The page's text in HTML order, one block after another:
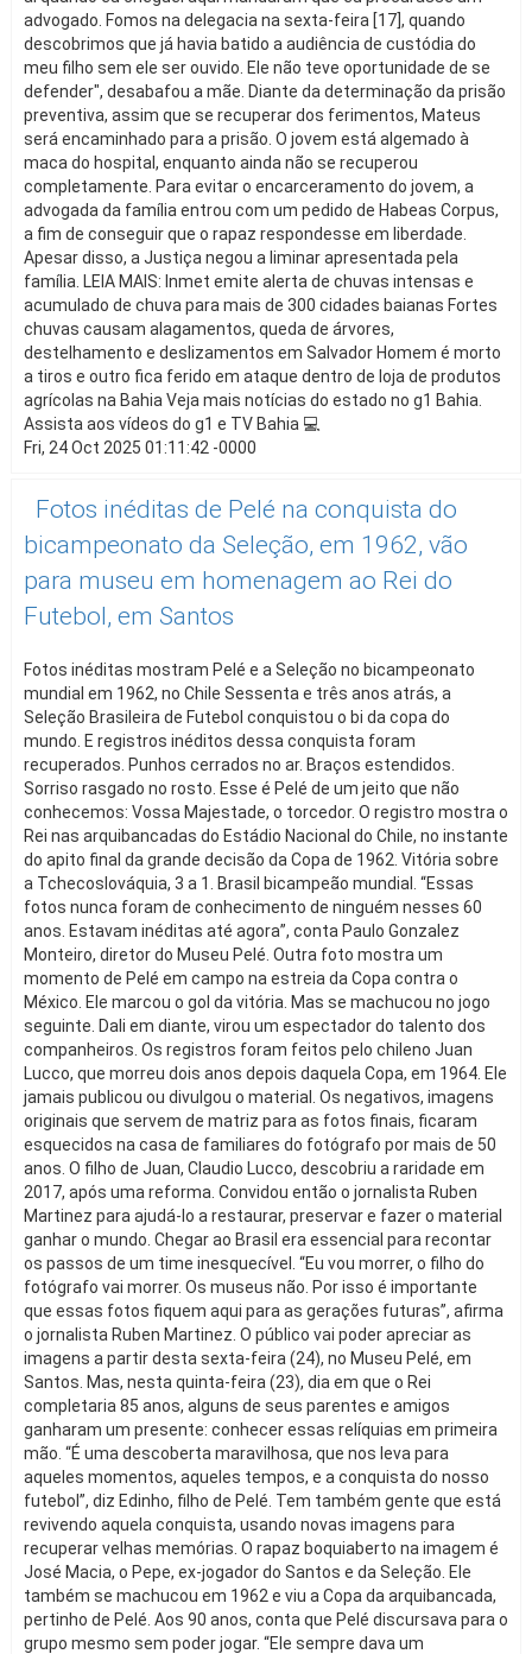
advogado. Fomos na delegacia na sexta-feira [17], quando
descobrimos que já havia batido a audiência de custódia do
meu filho sem ele ser ouvido. Ele não teve oportunidade de se
defender", desabafou a mãe. Diante da determinação da prisão
preventiva, assim que se recuperar dos ferimentos, Mateus
será encaminhado para a prisão. O jovem está algemado à
maca do hospital, enquanto ainda não se recuperou
completamente. Para evitar o encarceramento do jovem, a
advogada da família entrou com um pedido de Habeas Corpus,
a fim de conseguir que o rapaz respondesse em liberdade.
Apesar disso, a Justiça negou a liminar apresentada pela
família. LEIA MAIS: Inmet emite alerta de chuvas intensas e
acumulado de chuva para mais de 300 cidades baianas Fortes
chuvas causam alagamentos, queda de árvores,
destelhamento e deslizamentos em Salvador Homem é morto
a tiros e outro fica ferido em ataque dentro de loja de produtos
agrícolas na Bahia Veja mais notícias do estado no g1 Bahia.
Assista aos vídeos do g1 e TV Bahia 💻
Fri, 24 Oct 2025 01:11:42 -0000
Fotos inéditas de Pelé na conquista do
bicampeonato da Seleção, em 1962, vão
para museu em homenagem ao Rei do
Futebol, em Santos
Fotos inéditas mostram Pelé e a Seleção no bicampeonato
mundial em 1962, no Chile Sessenta e três anos atrás, a
Seleção Brasileira de Futebol conquistou o bi da copa do
mundo. E registros inéditos dessa conquista foram
recuperados. Punhos cerrados no ar. Braços estendidos.
Sorriso rasgado no rosto. Esse é Pelé de um jeito que não
conhecemos: Vossa Majestade, o torcedor. O registro mostra o
Rei nas arquibancadas do Estádio Nacional do Chile, no instante
do apito final da grande decisão da Copa de 1962. Vitória sobre
a Tchecoslováquia, 3 a 1. Brasil bicampeão mundial. “Essas
fotos nunca foram de conhecimento de ninguém nesses 60
anos. Estavam inéditas até agora”, conta Paulo Gonzalez
Monteiro, diretor do Museu Pelé. Outra foto mostra um
momento de Pelé em campo na estreia da Copa contra o
México. Ele marcou o gol da vitória. Mas se machucou no jogo
seguinte. Dali em diante, virou um espectador do talento dos
companheiros. Os registros foram feitos pelo chileno Juan
Lucco, que morreu dois anos depois daquela Copa, em 1964. Ele
jamais publicou ou divulgou o material. Os negativos, imagens
originais que servem de matriz para as fotos finais, ficaram
esquecidos na casa de familiares do fotógrafo por mais de 50
anos. O filho de Juan, Claudio Lucco, descobriu a raridade em
2017, após uma reforma. Convidou então o jornalista Ruben
Martinez para ajudá-lo a restaurar, preservar e fazer o material
ganhar o mundo. Chegar ao Brasil era essencial para recontar
os passos de um time inesquecível. “Eu vou morrer, o filho do
fotógrafo vai morrer. Os museus não. Por isso é importante
que essas fotos fiquem aqui para as gerações futuras”, afirma
o jornalista Ruben Martinez. O público vai poder apreciar as
imagens a partir desta sexta-feira (24), no Museu Pelé, em
Santos. Mas, nesta quinta-feira (23), dia em que o Rei
completaria 85 anos, alguns de seus parentes e amigos
ganharam um presente: conhecer essas relíquias em primeira
mão. “É uma descoberta maravilhosa, que nos leva para
aqueles momentos, aqueles tempos, e a conquista do nosso
futebol”, diz Edinho, filho de Pelé. Tem também gente que está
revivendo aquela conquista, usando novas imagens para
recuperar velhas memórias. O rapaz boquiaberto na imagem é
José Macia, o Pepe, ex-jogador do Santos e da Seleção. Ele
também se machucou em 1962 e viu a Copa da arquibancada,
pertinho de Pelé. Aos 90 anos, conta que Pelé discursava para o
grupo mesmo sem poder jogar. “Ele sempre dava um